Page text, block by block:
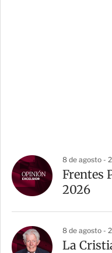
8 de agosto -
Frentes
2026
8 de agosto -
La